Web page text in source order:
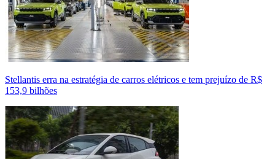
Stellantis erra na estratégia de carros elétricos e tem prejuízo de R$
153,9 bilhões